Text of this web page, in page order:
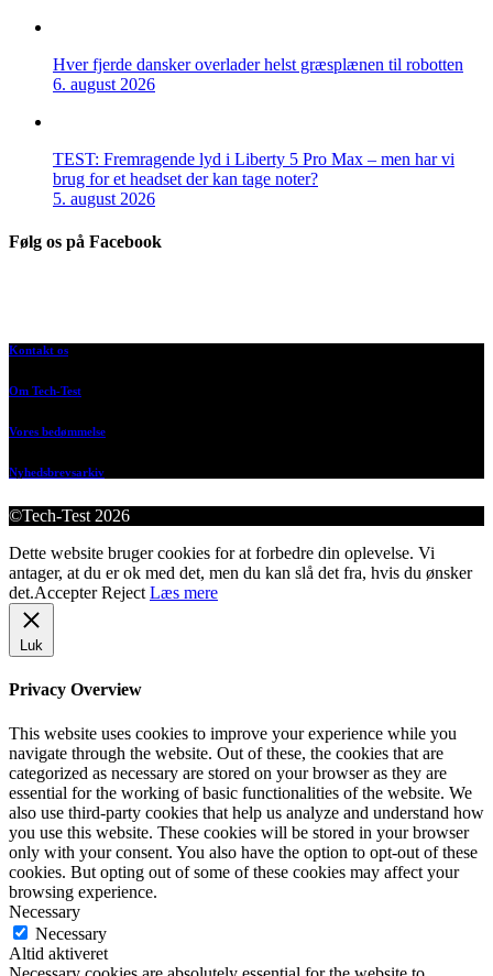
Hver fjerde dansker overlader helst græsplænen til robotten
6. august 2026
TEST: Fremragende lyd i Liberty 5 Pro Max – men har vi
brug for et headset der kan tage noter?
5. august 2026
Følg os på Facebook
Kontakt os
Om Tech-Test
Vores bedømmelse
Nyhedsbrevsarkiv
©Tech-Test 2026
Dette website bruger cookies for at forbedre din oplevelse. Vi
antager, at du er ok med det, men du kan slå det fra, hvis du ønsker
det.Accepter Reject Læs mere
Luk
Privacy Overview
This website uses cookies to improve your experience while you
navigate through the website. Out of these, the cookies that are
categorized as necessary are stored on your browser as they are
essential for the working of basic functionalities of the website. We
also use third-party cookies that help us analyze and understand how
you use this website. These cookies will be stored in your browser
only with your consent. You also have the option to opt-out of these
cookies. But opting out of some of these cookies may affect your
browsing experience.
Necessary
Necessary
Altid aktiveret